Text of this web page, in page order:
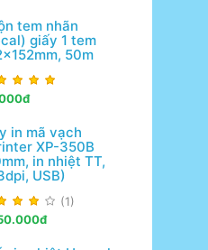
tem nhãn
giấy 1 tem
50m
in mã vạch
XP-350B
in nhiệt TT,
USB)
(1)